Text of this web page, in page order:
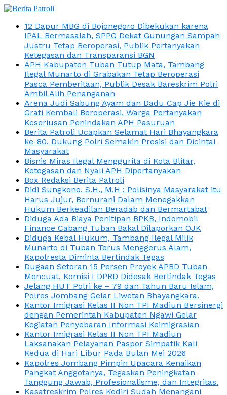
12 Dapur MBG di Bojonegoro Dibekukan karena
IPAL Bermasalah, SPPG Dekat Gunungan Sampah
Justru Tetap Beroperasi, Publik Pertanyakan
Ketegasan dan Transparansi BGN
APH Kabupaten Tuban Tutup Mata, Tambang
Ilegal Munarto di Grabakan Tetap Beroperasi
Pasca Pemberitaan, Publik Desak Bareskrim Polri
Ambil Alih Penanganan
Arena Judi Sabung Ayam dan Dadu Cap Jie Kie di
Grati Kembali Beroperasi, Warga Pertanyakan
Keseriusan Penindakan APH Pasuruan
Berita Patroli Ucapkan Selamat Hari Bhayangkara
ke-80, Dukung Polri Semakin Presisi dan Dicintai
Masyarakat
Bisnis Miras Ilegal Menggurita di Kota Blitar,
Ketegasan dan Nyali APH Dipertanyakan
Box Redaksi Berita Patroli
Didi Sungkono, S.H., M.H : Polisinya Masyarakat itu
Harus Jujur, Bernurani Dalam Menegakkan
Hukum Berkeadilan Beradab dan Bermartabat
Diduga Ada Biaya Penitipan BPKB, Indomobil
Finance Cabang Tuban Bakal Dilaporkan OJK
Diduga Kebal Hukum, Tambang Ilegal Milik
Munarto di Tuban Terus Menggerus Alam,
Kapolresta Diminta Bertindak Tegas
Dugaan Setoran 15 Persen Proyek APBD Tuban
Mencuat, Komisi I DPRD Didesak Bertindak Tegas
Jelang HUT Polri ke – 79 dan Tahun Baru Islam,
Polres Jombang Gelar Liwetan Bhayangkara.
Kantor Imigrasi Kelas II Non TPI Madiun Bersinergi
dengan Pemerintah Kabupaten Ngawi Gelar
Kegiatan Penyebaran Informasi Keimigrasian
Kantor Imigrasi Kelas II Non TPI Madiun
Laksanakan Pelayanan Paspor Simpatik Kali
Kedua di Hari Libur Pada Bulan Mei 2026
Kapolres Jombang Pimpin Upacara Kenaikan
Pangkat Anggotanya, Tegaskan Peningkatan
Tanggung Jawab, Profesionalisme, dan Integritas.
Kasatreskrim Polres Kediri Sudah Menangani